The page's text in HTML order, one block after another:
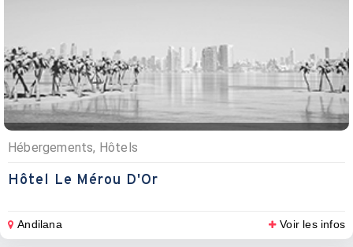
Hébergements, Hôtels
Hôtel Le Mérou D'Or
Andilana Voir les infos